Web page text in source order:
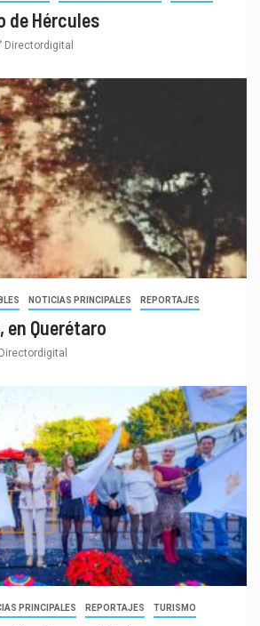
de Hércules
Directordigital
NOTICIAS PRINCIPALES REPORTAJES
en Querétaro
Directordigital
PRINCIPALES REPORTAJES TURISMO